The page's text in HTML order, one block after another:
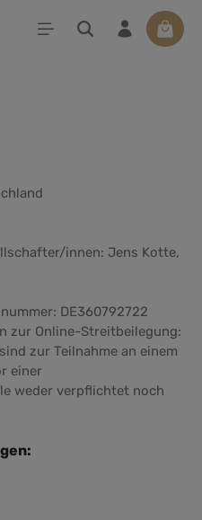
innen: Jens Kotte,
DE360792722
zur Online-Streitbeilegung:
zur Teilnahme an einem
einer
weder verpflichtet noch